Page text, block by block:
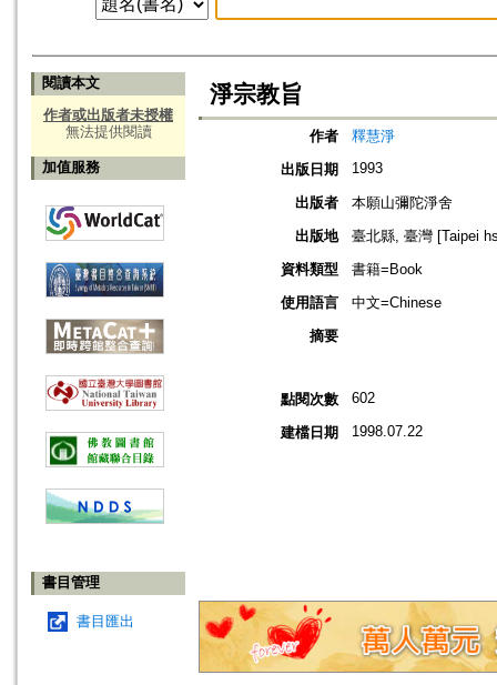
閱讀本文
作者或出版者未授權
無法提供閱讀
加值服務
書目管理
書目匯出
淨宗教旨
作者
釋慧淨
出版日期
1993
出版者
本願山彌陀淨舍
出版地
臺北縣, 臺灣 [Taipei
資料類型
書籍=Book
使用語言
中文=Chinese
摘要
點閱次數 602
建檔日期 1998.07.22